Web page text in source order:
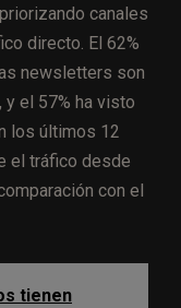
canales
directo. El 62%
newsletters son
el 57% ha visto
los últimos 12
el tráfico desde
con el
tienen